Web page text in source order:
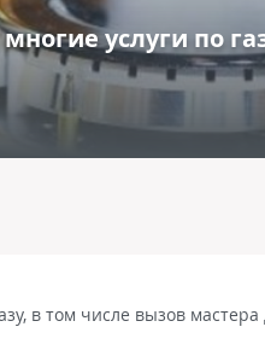
услуги по
в том числе вызов